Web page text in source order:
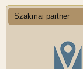
Szakmai partner